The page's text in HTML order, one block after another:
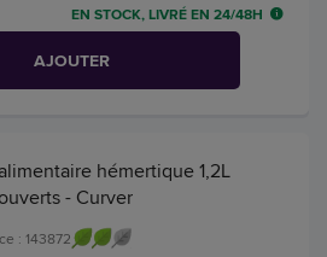
EN STOCK, LIVRÉ EN 24/48H
AJOUTER
hémertique 1,2L
- Curver
: 143872